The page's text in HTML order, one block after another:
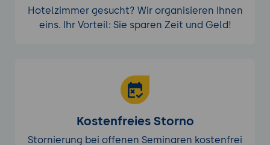
in Bereichen wie Inventarverwaltung und
Kundenservice
Einhaltung von DSGVO und anderen
Datenschutzbestimmungen bei der
Verarbeitung sensibler Inhalte
Sicherheitsmaßnahmen
Hotelzimmer gesucht? Wir organisieren Ihnen
eins. Ihr Vorteil: Sie sparen Zeit und Geld!
Kostenfreies Storno
Stornierung bei offenen Seminaren kostenfrei